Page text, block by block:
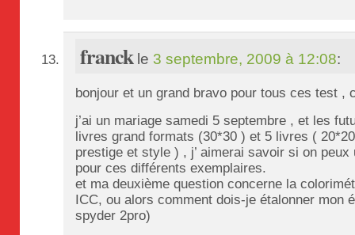
franckle 3 septembre, 2009 à 12:08:
bonjour et un grand bravo pour tous ces test ,
j’ai un mariage samedi 5 septembre , et les
livres grand formats (30*30 ) et 5 livres (
prestige et style ) , j’ aimerai savoir si on
pour ces différents exemplaires.
et ma deuxième question concerne la
ICC, ou alors comment dois-je étalonner mon
spyder 2pro)